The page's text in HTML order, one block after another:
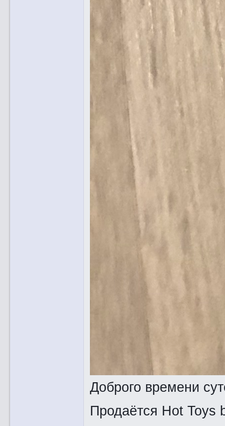
Доброго времени
Продаётся Hot Toys